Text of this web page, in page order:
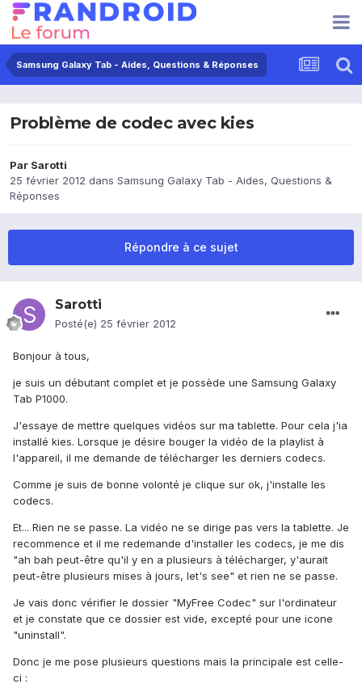
Samsung Galaxy Tab - Aides, Questions & Réponses
Problème de codec avec kies
Par Sarotti
25 février 2012 dans Samsung Galaxy Tab - Aides, Questions &
Réponses
Répondre à ce sujet
Sarotti
Posté(e) 25 février 2012
Bonjour à tous,
je suis un débutant complet et je possède une Samsung Galaxy
Tab P1000.
J'essaye de mettre quelques vidéos sur ma tablette. Pour cela j'ia
installé kies. Lorsque je désire bouger la vidéo de la playlist à
l'appareil, il me demande de télécharger les derniers codecs.
Comme je suis de bonne volonté je clique sur ok, j'installe les
codecs.
Et... Rien ne se passe. La vidéo ne se dirige pas vers la tablette. Je
recommence et il me redemande d'installer les codecs, je me dis
"ah bah peut-être qu'il y en a plusieurs à télécharger, y'aurait
peut-être plusieurs mises à jours, let's see" et rien ne se passe.
Je vais donc vérifier le dossier "MyFree Codec" sur l'ordinateur
et je constate que ce dossier est vide, excepté pour une icone
"uninstall".
Donc je me pose plusieurs questions mais la principale est celle-
ci :